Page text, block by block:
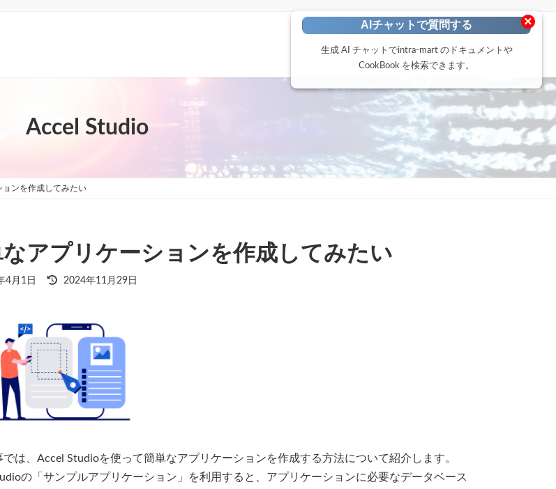
AIチャットで質問する
生成 AI チャットでintra-mart のドキュメントや
CookBook を検索できます。
×
Accel Studio
ンを作成してみたい
アプリケーションを作成してみたい
4月1日
最
日
時
2024年11月29日
では、Accel Studioを使って簡単なアプリケーションを作成する方法について紹介します。
の「サンプルアプリケーション」を利用すると、アプリケーションに必要なデータベース